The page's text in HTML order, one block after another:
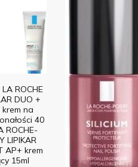
ROCHE
DUO +
krem na
40
ROCHE-
LIPIKAR
AP+ krem
15ml